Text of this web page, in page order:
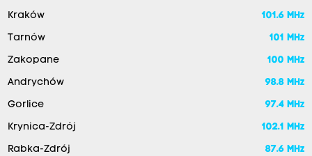
Kraków 101.6 MHz
Tarnów 101 MHz
Zakopane 100 MHz
Andrychów 98.8 MHz
Gorlice 97.4 MHz
Krynica-Zdrój 102.1 MHz
Rabka-Zdrój 87.6 MHz